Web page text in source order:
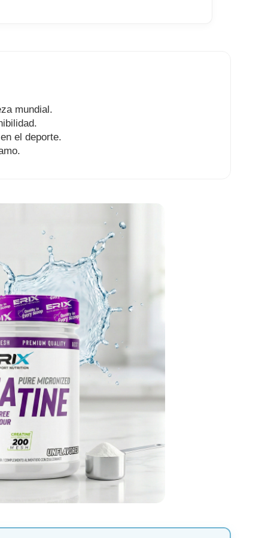
mundial.
el deporte.